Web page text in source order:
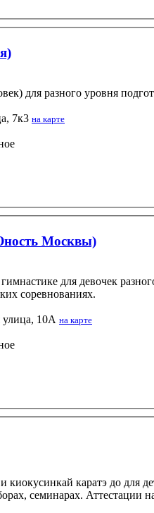
для разного уровня
7к3 на карте
Москвы)
для девочек
соревнованиях.
улица, 10А на карте
киокусинкай каратэ до
семинарах. Аттестации